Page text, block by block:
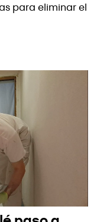
para eliminar el